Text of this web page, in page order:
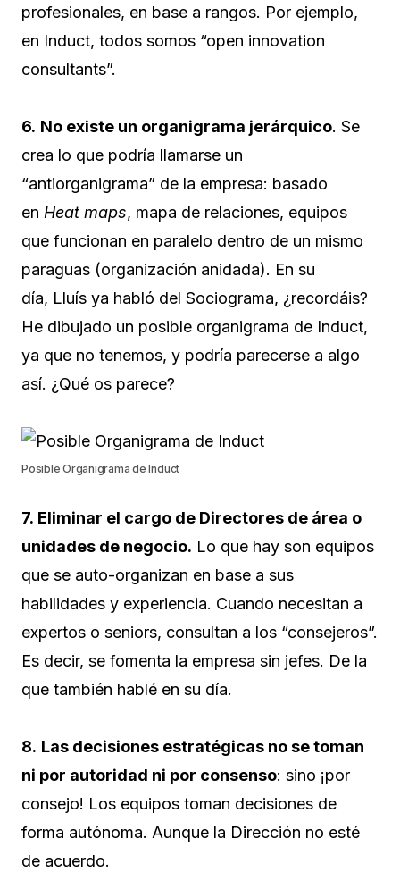
profesionales, en base a rangos. Por ejemplo,
en Induct, todos somos “open innovation
consultants”.
6. No existe un organigrama jerárquico. Se
crea lo que podría llamarse un
“antiorganigrama” de la empresa: basado
en Heat maps, mapa de relaciones, equipos
que funcionan en paralelo dentro de un mismo
paraguas (organización anidada). En su
día, Lluís ya habló del Sociograma, ¿recordáis?
He dibujado un posible organigrama de Induct,
ya que no tenemos, y podría parecerse a algo
así. ¿Qué os parece?
Posible Organigrama de Induct
7. Eliminar el cargo de Directores de área o
unidades de negocio. Lo que hay son equipos
que se auto-organizan en base a sus
habilidades y experiencia. Cuando necesitan a
expertos o seniors, consultan a los “consejeros”.
Es decir, se fomenta la empresa sin jefes. De la
que también hablé en su día.
8. Las decisiones estratégicas no se toman
ni por autoridad ni por consenso: sino ¡por
consejo! Los equipos toman decisiones de
forma autónoma. Aunque la Dirección no esté
de acuerdo.